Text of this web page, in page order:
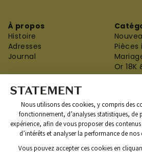
À propos
Histoire
Adresses
Journal
Pièces
Or
Argent
Service client
Contact
Guide des Tailles
Livraisons et retours
Paiement sécurisé
Garantie et services
CGV
FAQ
Nous utilisons des cookies, y compris des
fonctionnement, d’analyses statistiques,
expérience, afin de vous proposer des
d’intérêts et analyser la performance de
Vous pouvez accepter ces cookies en